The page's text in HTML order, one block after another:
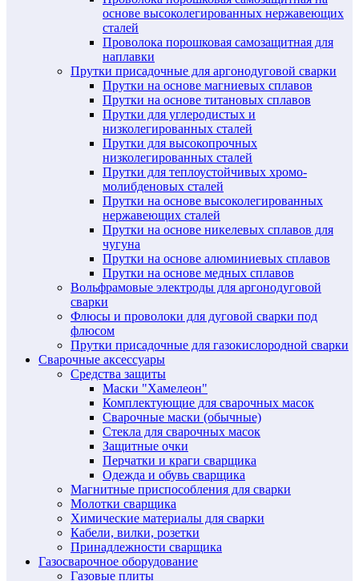
основе высоколегированных нержавеющих
сталей
Проволока порошковая самозащитная для
наплавки
Прутки присадочные для аргонодуговой сварки
Прутки на основе магниевых сплавов
Прутки на основе титановых сплавов
Прутки для углеродистых и
низколегированных сталей
Прутки для высокопрочных
низколегированных сталей
Прутки для теплоустойчивых хромо-
молибденовых сталей
Прутки на основе высоколегированных
нержавеющих сталей
Прутки на основе никелевых сплавов для
чугуна
Прутки на основе алюминиевых сплавов
Прутки на основе медных сплавов
Вольфрамовые электроды для аргонодуговой
сварки
Флюсы и проволоки для дуговой сварки под
флюсом
Прутки присадочные для газокислородной сварки
Сварочные аксессуары
Средства защиты
Маски "Хамелеон"
Комплектующие для сварочных масок
Сварочные маски (обычные)
Стекла для сварочных масок
Защитные очки
Перчатки и краги сварщика
Одежда и обувь сварщика
Магнитные приспособления для сварки
Молотки сварщика
Химические материалы для сварки
Кабели, вилки, розетки
Принадлежности сварщика
Газосварочное оборудование
Газовые плиты